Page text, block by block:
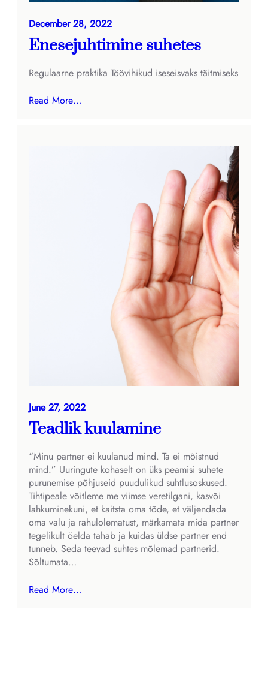
December 28, 2022
Enesejuhtimine suhetes
Regulaarne praktika Töövihikud iseseisvaks täitmiseks
Read More…
June 27, 2022
Teadlik kuulamine
“Minu partner ei kuulanud mind. Ta ei mõistnud
mind.” Uuringute kohaselt on üks peamisi suhete
purunemise põhjuseid puudulikud suhtlusoskused.
Tihtipeale võitleme me viimse veretilgani, kasvõi
lahkuminekuni, et kaitsta oma tõde, et väljendada
oma valu ja rahulolematust, märkamata mida partner
tegelikult öelda tahab ja kuidas üldse partner end
tunneb. Seda teevad suhtes mõlemad partnerid.
Sõltumata…
Read More…